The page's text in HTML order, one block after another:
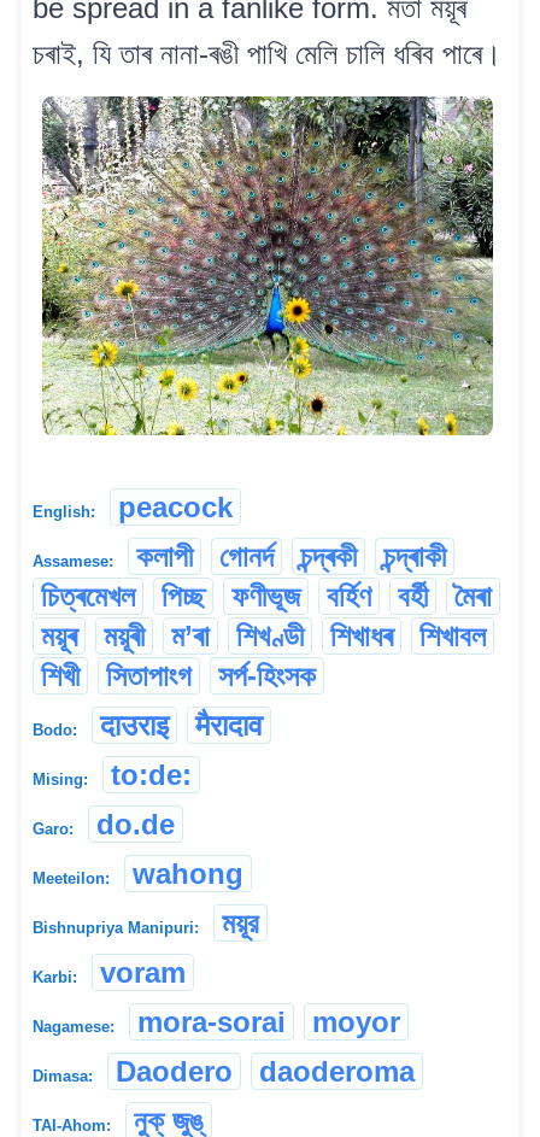
be spread in a fanlike form. মতা ময়ূৰ
চৰাই, যি তাৰ নানা-ৰঙী পাখি মেলি চালি ধৰিব পাৰে।
English: peacock
Assamese: কলাপী গোনৰ্দ চন্দ্ৰকী
চন্দ্ৰাকী
চিত্ৰমেখল
পিচ্ছ ফণীভূজ বৰ্হিণ বৰ্হী
মৈৰা
ময়ূৰ
ময়ূৰী ম’ৰা শিখণ্ডী শিখাধৰ
শিখাবল
শিখী
সিতাপাংগ সৰ্প-হিংসক
Bodo: दाउराइ मैरादाव
Mising: to:de:
Garo: do.de
Meeteilon: wahong
Bishnupriya Manipuri: ময়ূর
Karbi: voram
Nagamese: mora-sorai moyor
Dimasa: Daodero daoderoma
TAI-Ahom: নুক্ জুঙ্